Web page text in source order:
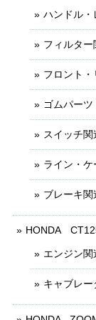
ハンドル・
フィルター
フロント・
ゴムパーツ
スイッチ関
ライン・ケ
ブレーキ関
HONDA
エンジン関
キャブレ